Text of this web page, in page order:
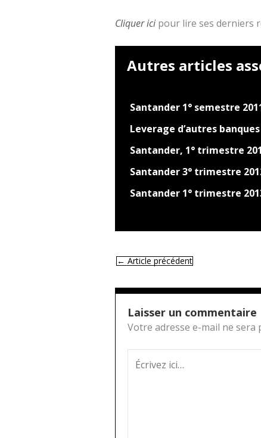
Cliquer ici pour lire ses derniers
Autres articles
Santander 1° semestre
Leverage d’autres
Santander, 1° trimestre
Santander 3° trimestre
Santander 1° trimestre
←Article précédent
Laisser un commentaire
Votre adresse e-mail ne sera
Écrivez
ici…